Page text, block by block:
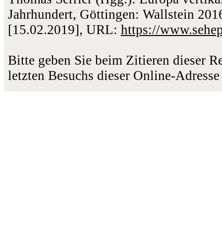
Jahrhundert, Göttingen: Wallstein
[15.02.2019], URL: https://
Bitte geben Sie beim Zitieren dieser
letzten Besuchs dieser Online-Adresse